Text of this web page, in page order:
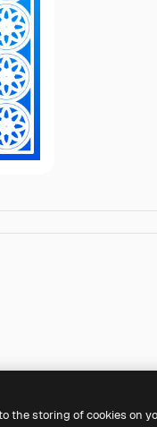
the storing of cookies on